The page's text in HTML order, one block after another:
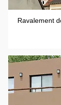
Ravalement